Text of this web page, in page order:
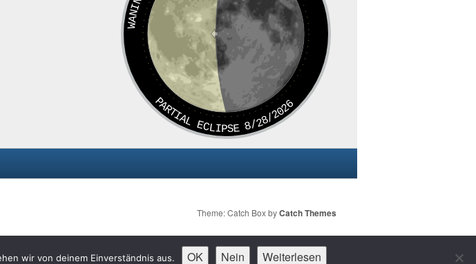
PARTIAL ECLIPSE 8/28/2026
Theme: Catch Box byCatch Themes
wir von deinem Einverständnis aus. OK Nein Weiterlesen